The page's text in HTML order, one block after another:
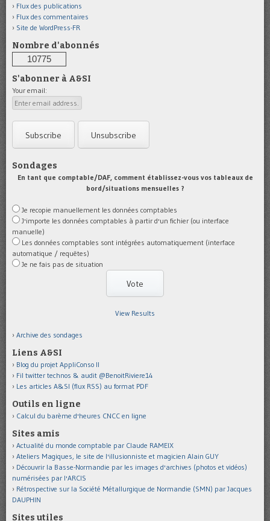
Flux des publications
Flux des commentaires
Site de WordPress-FR
Nombre d'abonnés
10775
S'abonner à A&SI
Your email:
Sondages
En tant que comptable/DAF, comment établissez-vous vos tableaux de
bord/situations mensuelles ?
Je recopie manuellement les données comptables
J'importe les données comptables à partir d'un fichier (ou interface
manuelle)
Les données comptables sont intégrées automatiquement (interface
automatique / requêtes)
Je ne fais pas de situation
View Results
Archive des sondages
Liens A&SI
Blog du projet AppliConso II
Fil twitter technos & audit @BenoitRiviere14
Les articles A&SI (flux RSS) au format PDF
Outils en ligne
Calcul du barème d'heures CNCC en ligne
Sites amis
Actualité du monde comptable par Claude RAMEIX
Ateliers Magiques, le site de l'illusionniste et magicien Alain GUY
Découvrir la Basse-Normandie par les images d'archives (photos et vidéos)
numérisées par l'ARCIS
Rétrospective sur la Société Métallurgique de Normandie (SMN) par Jacques
DAUPHIN
Sites utiles